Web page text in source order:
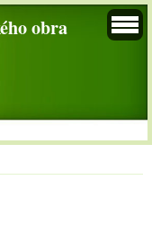
obra